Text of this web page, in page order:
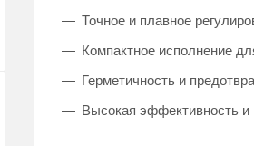
Точное и плавное
Компактное исполнение
Герметичность и
Высокая эффективность и